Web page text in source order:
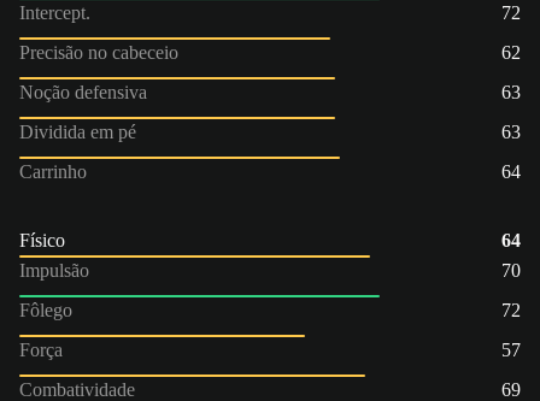
Intercept.
72
Precisão no cabeceio
62
Noção defensiva
63
Dividida em pé
63
Carrinho
64
Físico
64
Impulsão
70
Fôlego
72
Força
57
Combatividade
69